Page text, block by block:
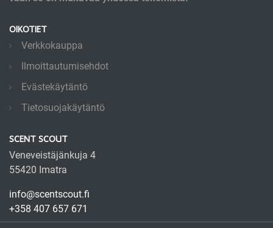
OIKOTIET
Verkkokauppa
Ilmoittautumisehdot
Evästekäytäntö
Tietosuojakäytäntö
SCENT SCOUT
Veneveistäjänkuja 4
55420 Imatra
info@scentscout.fi
+358 407 657 671